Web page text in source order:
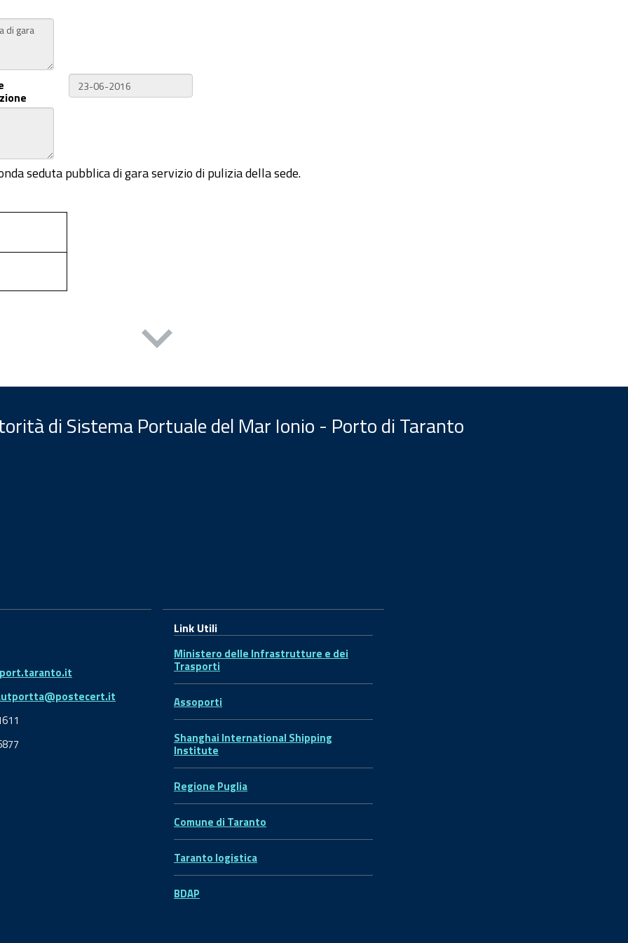
seduta pubblica di gara servizio di pulizia della sede.
di Sistema Portuale del Mar Ionio - Porto di Taranto
Link Utili
Ministero delle Infrastrutture e dei
Trasporti
Assoporti
Shanghai International Shipping
Institute
Regione Puglia
Comune di Taranto
Taranto logistica
BDAP